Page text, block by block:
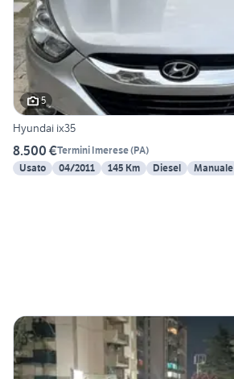
5
Hyundai ix35
8.500 €Termini Imerese(PA)
Usato
04/2011 145 Km Diesel Manuale